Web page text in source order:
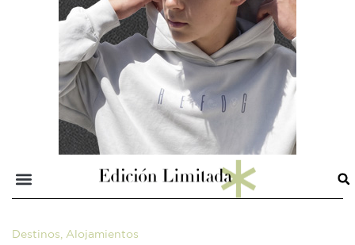
Destinos, Alojamientos